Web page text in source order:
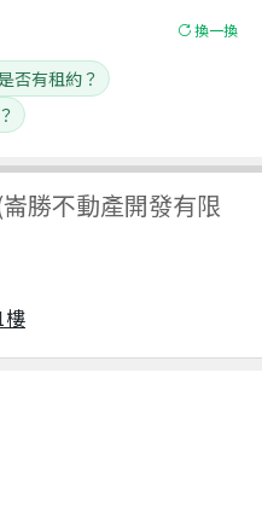
勝不動產開發有限
樓
換一換
否有租約？